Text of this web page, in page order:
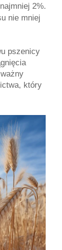
2%.
nie mniej
pszenicy
który